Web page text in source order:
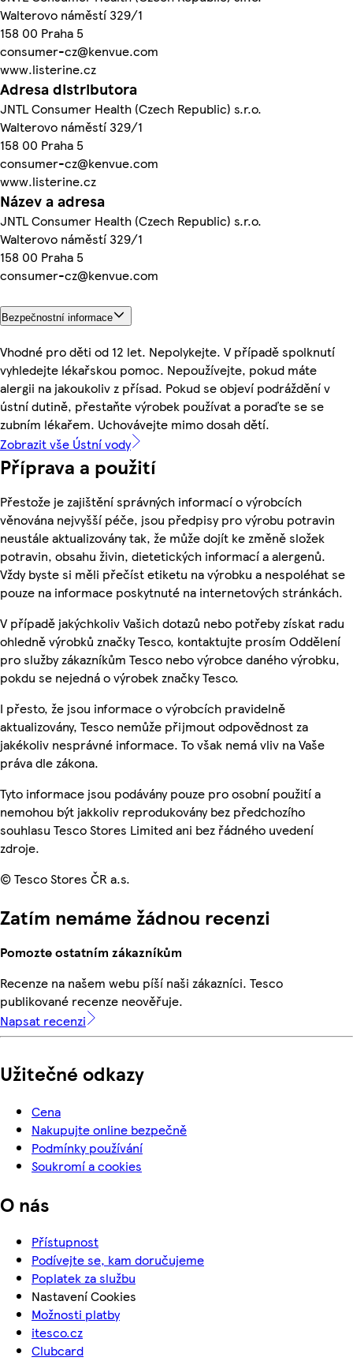
Walterovo náměstí 329/1
158 00 Praha 5
consumer-cz@kenvue.com
www.listerine.cz
Adresa distributora
JNTL Consumer Health (Czech Republic) s.r.o.
Walterovo náměstí 329/1
158 00 Praha 5
consumer-cz@kenvue.com
www.listerine.cz
Název a adresa
JNTL Consumer Health (Czech Republic) s.r.o.
Walterovo náměstí 329/1
158 00 Praha 5
consumer-cz@kenvue.com
Bezpečnostní informace
Vhodné pro děti od 12 let. Nepolykejte. V případě spolknutí
vyhledejte lékařskou pomoc. Nepoužívejte, pokud máte
alergii na jakoukoliv z přísad. Pokud se objeví podráždění v
ústní dutině, přestaňte výrobek používat a poraďte se se
zubním lékařem. Uchovávejte mimo dosah dětí.
Zobrazit vše Ústní vody
Příprava a použití
Přestože je zajištění správných informací o výrobcích
věnována nejvyšší péče, jsou předpisy pro výrobu potravin
neustále aktualizovány tak, že může dojít ke změně složek
potravin, obsahu živin, dietetických informací a alergenů.
Vždy byste si měli přečíst etiketu na výrobku a nespoléhat se
pouze na informace poskytnuté na internetových stránkách.
V případě jakýchkoliv Vašich dotazů nebo potřeby získat radu
ohledně výrobků značky Tesco, kontaktujte prosím Oddělení
pro služby zákazníkům Tesco nebo výrobce daného výrobku,
pokdu se nejedná o výrobek značky Tesco.
I přesto, že jsou informace o výrobcích pravidelně
aktualizovány, Tesco nemůže přijmout odpovědnost za
jakékoliv nesprávné informace. To však nemá vliv na Vaše
práva dle zákona.
Tyto informace jsou podávány pouze pro osobní použití a
nemohou být jakkoliv reprodukovány bez předchozího
souhlasu Tesco Stores Limited ani bez řádného uvedení
zdroje.
© Tesco Stores ČR a.s.
Zatím nemáme žádnou recenzi
Pomozte ostatním zákazníkům
Recenze na našem webu píší naši zákazníci. Tesco
publikované recenze neověřuje.
Napsat recenzi
Užitečné odkazy
Cena
Nakupujte online bezpečně
Podmínky používání
Soukromí a cookies
O nás
Přístupnost
Podívejte se, kam doručujeme
Poplatek za službu
Nastavení Cookies
Možnosti platby
itesco.cz
Clubcard